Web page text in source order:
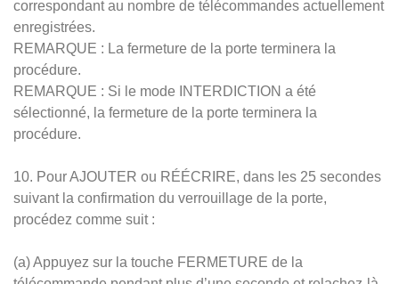
correspondant au nombre de télécommandes actuellement
enregistrées.
REMARQUE : La fermeture de la porte terminera la
procédure.
REMARQUE : Si le mode INTERDICTION a été
sélectionné, la fermeture de la porte terminera la
procédure.
10. Pour AJOUTER ou RÉÉCRIRE, dans les 25 secondes
suivant la confirmation du verrouillage de la porte,
procédez comme suit :
(a) Appuyez sur la touche FERMETURE de la